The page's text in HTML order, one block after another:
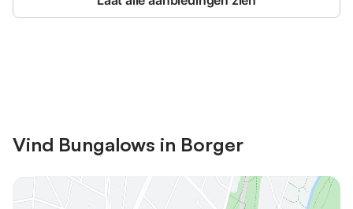
Vind Bungalows in Borger